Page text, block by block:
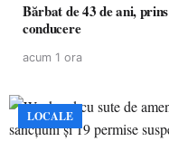
Bărbat de 43 de ani,
conducere
acum 1 ora
LOCALE